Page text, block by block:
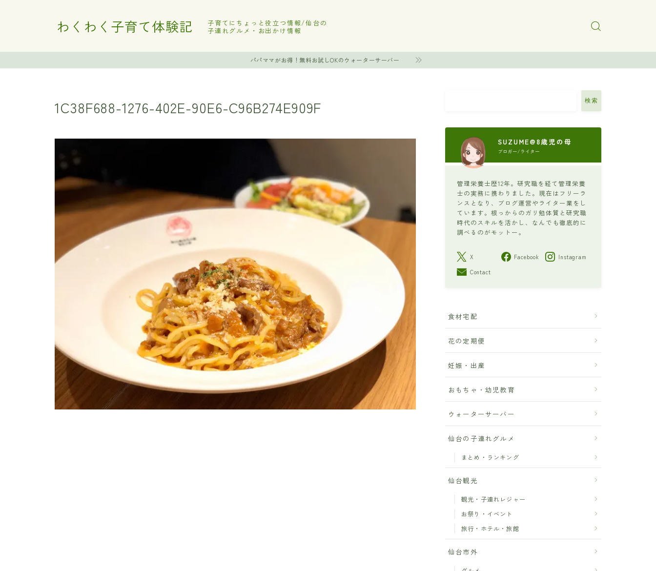
わくわく子育て体験記
子育てにちょっと役立つ情報/仙台の
子連れグルメ・お出かけ情報
パパママがお得！無料お試しOKのウォーターサーバー
1C38F688-1276-402E-90E6-C96B274E909F 検索
SUZUME@8歳児の母
ブロガー/ライター
管理栄養士歴12年。研究職を経て管理栄養
士の実務に携わりました。現在はフリーラ
ンスとなり、ブログ運営やライター業をし
ています。根っからのガリ勉体質と研究職
時代のスキルを活かし、なんでも徹底的に
調べるのがモットー。
X Facebook
Instagram
Contact
食材宅配
花の定期便
妊娠・出産
おもちゃ・幼児教育
ウォーターサーバー
仙台の子連れグルメ
まとめ・ランキング
仙台観光
観光・子連れレジャー
お祭り・イベント
旅行・ホテル・旅館
仙台市外